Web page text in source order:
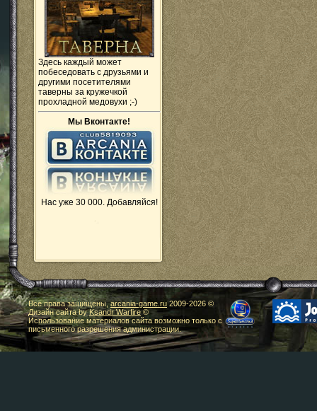
Здесь каждый может
побеседовать с друзьями и
другими посетителями
таверны за кружечкой
прохладной медовухи ;-)
Мы Вконтакте!
Нас уже 30 000. Добавляйся!
Все права защищены,arcania-game.ru2009-2026 ©
Дизайн сайта byKsandr Warfire©
Использование материалов сайта возможно только с
письменного разрешения администрации.